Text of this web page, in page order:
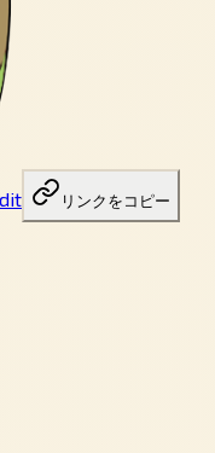
リンクをコピー